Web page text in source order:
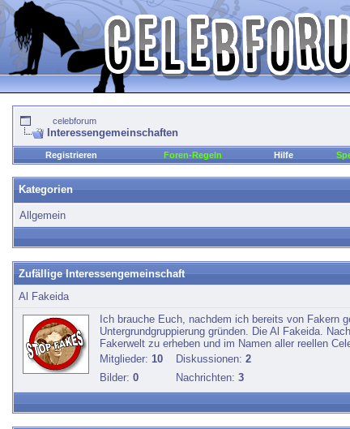
celebforum
Interessengemeinschaften
Registrieren
Foren-Regeln Hilfe
Kategorien
Allgemein
Zufällige Interessengemeinschaft
Al Fakeida
Ich brauche Euch, nachdem ich bereits von Fakern
Untergrundgruppierung gründen. Die Al Fakeida.
Fakerwelt zu erheben und im Namen aller reellen
Mitglieder: 10
Bilder: 0
Diskussionen: 2
Nachrichten: 3